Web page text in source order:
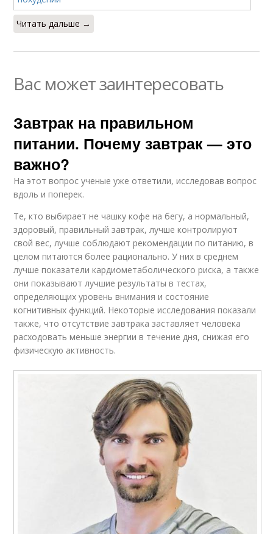
Читать дальше →
Вас может заинтересовать
Завтрак на правильном
питании. Почему завтрак — это
важно?
На этот вопрос ученые уже ответили, исследовав вопрос
вдоль и поперек.
Те, кто выбирает не чашку кофе на бегу, а нормальный,
здоровый, правильный завтрак, лучше контролируют
свой вес, лучше соблюдают рекомендации по питанию, в
целом питаются более рационально. У них в среднем
лучше показатели кардиометаболического риска, а также
они показывают лучшие результаты в тестах,
определяющих уровень внимания и состояние
когнитивных функций. Некоторые исследования показали
также, что отсутствие завтрака заставляет человека
расходовать меньше энергии в течение дня, снижая его
физическую активность.